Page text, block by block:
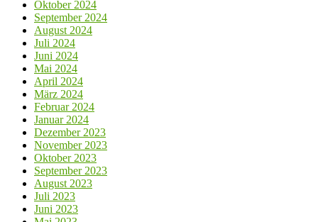
Oktober 2024
September 2024
August 2024
Juli 2024
Juni 2024
Mai 2024
April 2024
März 2024
Februar 2024
Januar 2024
Dezember 2023
November 2023
Oktober 2023
September 2023
August 2023
Juli 2023
Juni 2023